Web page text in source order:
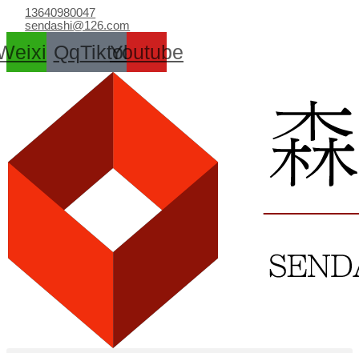
容
13640980047
sendashi@126.com
QqTiktokYoutube